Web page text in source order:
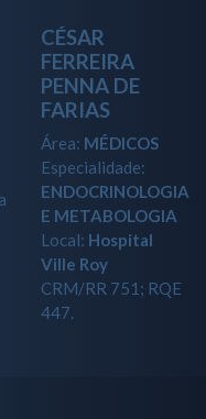
CÉSAR
FERREIRA
PENNA DE
FARIAS
Área: MÉDICOS
Especialidade:
ENDOCRINOLOGIA
E METABOLOGIA
Local: Hospital
Ville Roy
CRM/RR 751; RQE
447.